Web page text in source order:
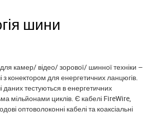
шини
камер/ відео/ зорової/ шинної техніки –
з конектором для енергетичних ланцюгів.
даних тестуються в енергетичних
мільйонами циклів. Є кабелі FireWire,
оптоволоконні кабелі та коаксіальні